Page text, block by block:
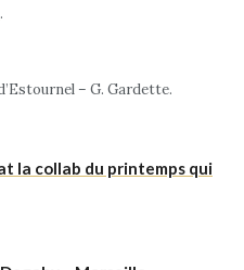
.
– G. Gardette.
la collab du printemps qui